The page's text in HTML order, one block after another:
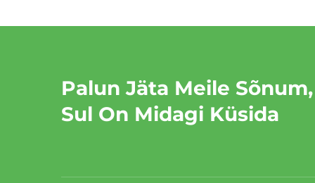
Palun Jäta Meile
Sul On Midagi Küsida